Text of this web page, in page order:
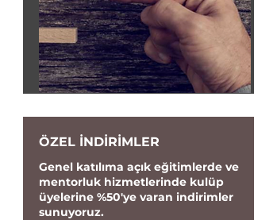
ÖZEL İNDİRİMLER
Genel katılıma açık eğitimlerde ve
mentorluk hizmetlerinde kulüp
üyelerine %50'ye varan indirimler
sunuyoruz.